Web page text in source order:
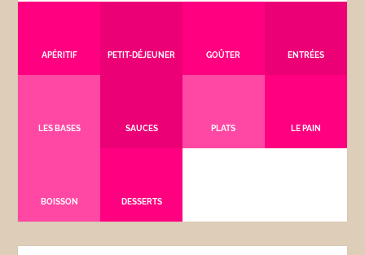
APÉRITIF PETIT-DÉJEUNER GOÛTER ENTRÉES
LES BASES SAUCES PLATS LE PAIN
BOISSON DESSERTS